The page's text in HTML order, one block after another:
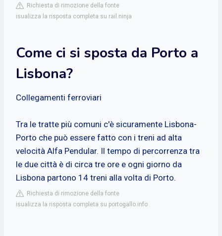
Richiesta di rimozione della fonte
isualizza la risposta completa su rail.ninja
Come ci si sposta da Porto a
Lisbona?
Collegamenti ferroviari
Tra le tratte più comuni c'è sicuramente Lisbona-
Porto che può essere fatto con i treni ad alta
velocità Alfa Pendular. Il tempo di percorrenza tra
le due città è di circa tre ore e ogni giorno da
Lisbona partono 14 treni alla volta di Porto.
Richiesta di rimozione della fonte
isualizza la risposta completa su portogallo.info